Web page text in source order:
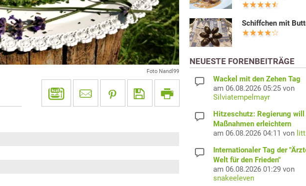
Foto Nandl99
Schiffchen mit
NEUESTE FORENBEITRÄGE
Wackel mit den Zehen Tag
am 06.08.2026 05:25 von
Silviatempelmayr
Hitzeschutz: Regierung will
Maßnahmen erleichtern
am 06.08.2026 04:11 von
Internationaler Tag der
Welt für den Frieden"
am 06.08.2026 01:29 von
snakeeleven